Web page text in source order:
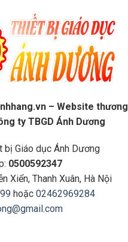
– Website thương
ty TBGD Ánh Dương
bị Giáo dục Ánh Dương
0500592347
Xiển, Thanh Xuân, Hà Nội
hoặc 02462969284